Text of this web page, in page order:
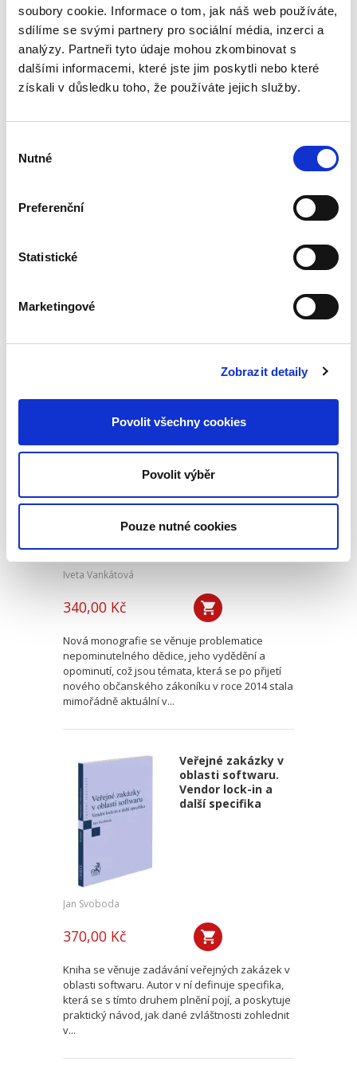
soubory cookie. Informace o tom, jak náš web používáte,
sdílíme se svými partnery pro sociální média, inzerci a
analýzy. Partneři tyto údaje mohou zkombinovat s
dalšími informacemi, které jste jim poskytli nebo které
získali v důsledku toho, že používáte jejich služby.
souhlasu
Nutné
Preferenční
Statistické
Marketingové
Zobrazit detaily
Povolit všechny cookies
Povolit výběr
Pouze nutné cookies
podle § 2933 až 2935 ObčZ. Nejde ale pouze o
ryzí teorii, v knize čtenář nalezne srozumitelná
řešení...
Předkládaná kniha není typickou publikací o
kapitoly věnující se historickému vývoji
Nepominutelný
dědic a jeho
Iveta Vankátová
340,00 Kč
Nová monografie se věnuje problematice
nepominutelného dědice, jeho vydědění a
opominutí, což jsou témata, která se po přijetí
nového občanského zákoníku v roce 2014 stala
mimořádně aktuální v...
Veřejné zakázky v
oblasti softwaru.
Vendor lock-in a
další specifika
Jan Svoboda
370,00 Kč
Kniha se věnuje zadávání veřejných zakázek v
oblasti softwaru. Autor v ní definuje specifika,
která se s tímto druhem plnění pojí, a poskytuje
praktický návod, jak dané zvláštnosti zohlednit
v...